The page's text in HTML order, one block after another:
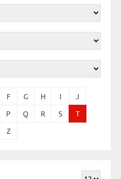
F G H I J
P Q R S T
Z